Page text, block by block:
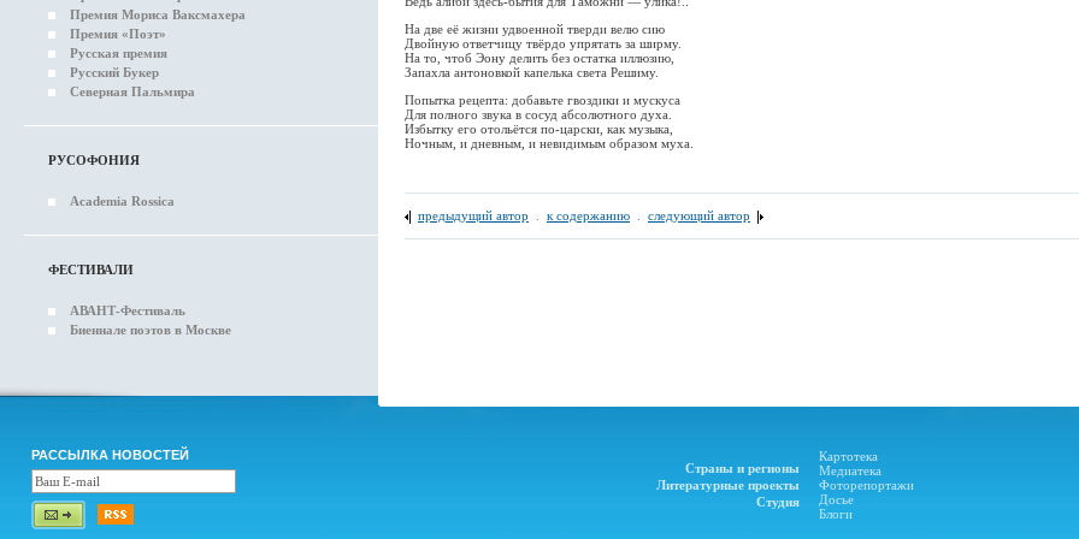
Премия Мориса Ваксмахера
Премия «Поэт»
Русская премия
Русский Букер
Северная Пальмира
РУСОФОНИЯ
Academia Rossica
ФЕСТИВАЛИ
АВАНТ-Фестиваль
Биеннале поэтов в Москве
На две её жизни удвоенной тверди велю сию
Двойную ответчицу твёрдо упрятать за ширму.
На то, чтоб Эону делить без остатка иллюзию,
Запахла антоновкой капелька света Решиму.
Попытка рецепта: добавьте гвоздики и мускуса
Для полного звука в сосуд абсолютного духа.
Избытку его отольётся по-царски, как музыка,
Ночным, и дневным, и невидимым образом муха.
предыдущий автор к содержанию следующий автор
РАССЫЛКА НОВОСТЕЙ
Страны и регионы
Литературные проекты
Студия
Картотека
Медиатека
Фоторепортажи
Досье
Блоги